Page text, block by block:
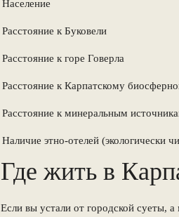
Население
Расстояние к Буковели
Расстояние к горе Говерла
Расстояние к Карпатскому
Расстояние к минеральным
Наличие этно-отелей (экологически
Где жить в
Если вы устали от городской суеты,